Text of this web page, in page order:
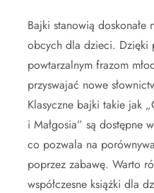
Bajki stanowią
obcych dla dzieci. Dzięki
powtarzalnym frazom
przyswajać nowe
Klasyczne bajki takie jak
i Małgosia” są dostępne
co pozwala na
poprzez zabawę. Warto
współczesne książki dla